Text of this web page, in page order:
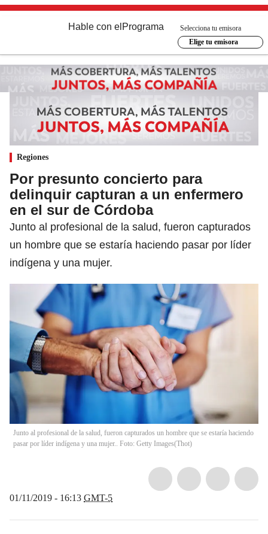
Hable con el Programa
Selecciona tu emisora
Elige tu emisora
Regiones
Por presunto concierto para
delinquir capturan a un enfermero
en el sur de Córdoba
Junto al profesional de la salud, fueron capturados
un hombre que se estaría haciendo pasar por líder
indígena y una mujer.
Junto al profesional de la salud, fueron capturados un hombre que se estaría haciendo
pasar por líder indígena y una mujer.. Foto: Getty Images(Thot)
01/11/2019 - 16:13 GMT-5